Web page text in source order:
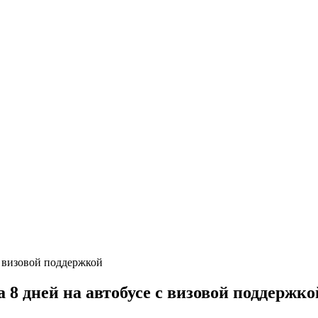
на автобусе с визовой